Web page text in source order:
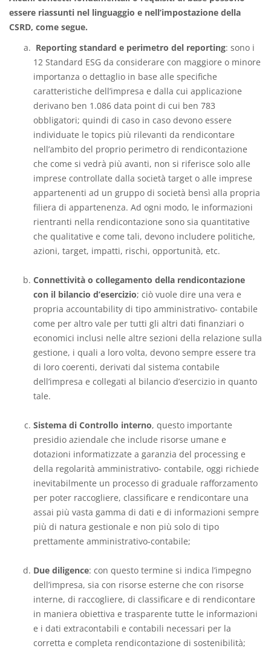
essere riassunti nel linguaggio e nell’impostazione della
CSRD, come segue.
Reporting standard e perimetro del reporting: sono i
12 Standard ESG da considerare con maggiore o minore
importanza o dettaglio in base alle specifiche
caratteristiche dell’impresa e dalla cui applicazione
derivano ben 1.086 data point di cui ben 783
obbligatori; quindi di caso in caso devono essere
individuate le topics più rilevanti da rendicontare
nell’ambito del proprio perimetro di rendicontazione
che come si vedrà più avanti, non si riferisce solo alle
imprese controllate dalla società target o alle imprese
appartenenti ad un gruppo di società bensì alla propria
filiera di appartenenza. Ad ogni modo, le informazioni
rientranti nella rendicontazione sono sia quantitative
che qualitative e come tali, devono includere politiche,
azioni, target, impatti, rischi, opportunità, etc.
Connettività o collegamento della rendicontazione
con il bilancio d’esercizio; ciò vuole dire una vera e
propria accountability di tipo amministrativo- contabile
come per altro vale per tutti gli altri dati finanziari o
economici inclusi nelle altre sezioni della relazione sulla
gestione, i quali a loro volta, devono sempre essere tra
di loro coerenti, derivati dal sistema contabile
dell’impresa e collegati al bilancio d’esercizio in quanto
tale.
Sistema di Controllo interno, questo importante
presidio aziendale che include risorse umane e
dotazioni informatizzate a garanzia del processing e
della regolarità amministrativo- contabile, oggi richiede
inevitabilmente un processo di graduale rafforzamento
per poter raccogliere, classificare e rendicontare una
assai più vasta gamma di dati e di informazioni sempre
più di natura gestionale e non più solo di tipo
prettamente amministrativo-contabile;
Due diligence: con questo termine si indica l’impegno
dell’impresa, sia con risorse esterne che con risorse
interne, di raccogliere, di classificare e di rendicontare
in maniera obiettiva e trasparente tutte le informazioni
e i dati extracontabili e contabili necessari per la
corretta e completa rendicontazione di sostenibilità;